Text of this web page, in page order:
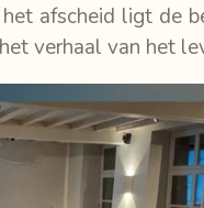
afscheid ligt de
verhaal van het